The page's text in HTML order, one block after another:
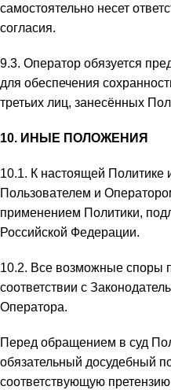
самостоятельно несет
согласия.
9.3. Оператор обязуется
для обеспечения
третьих лиц, занесённых
10. ИНЫЕ ПОЛОЖЕНИЯ
10.1. К настоящей
Пользователем и
применением Политики,
Российской Федерации.
10.2. Все возможные споры
соответствии с
Оператора.
Перед обращением в суд
обязательный досудебный
соответствующую